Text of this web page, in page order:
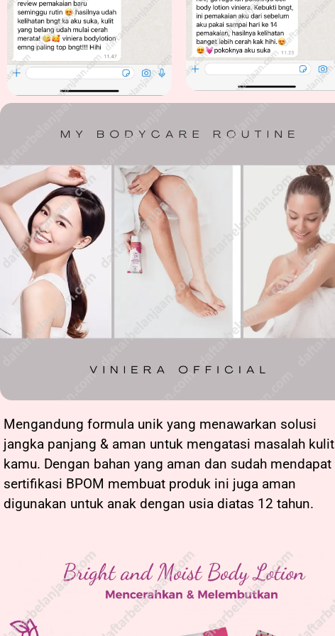
Mengandung formula unik yang menawarkan solusi
jangka panjang & aman untuk mengatasi masalah kulit
kamu. Dengan bahan yang aman dan sudah mendapat
sertifikasi BPOM membuat produk ini juga aman
digunakan untuk anak dengan usia diatas 12 tahun.